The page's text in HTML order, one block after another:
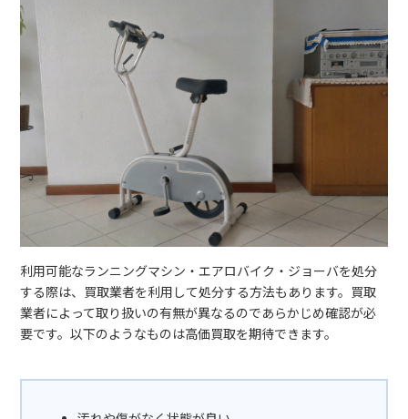
利用可能なランニングマシン・エアロバイク・ジョーバを処分
する際は、買取業者を利用して処分する方法もあります。買取
業者によって取り扱いの有無が異なるのであらかじめ確認が必
要です。以下のようなものは高価買取を期待できます。